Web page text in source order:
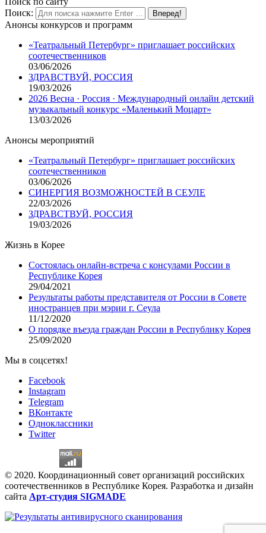
Поиск:
Анонсы конкурсов и программ
«Театральный Петербург» приглашает российских
соотечественников
03/06/2026
ЗДРАВСТВУЙ, РОССИЯ
19/03/2026
2026 Весна · Россия · Международный онлайн детский
музыкальный конкурс «Маленький Моцарт»
13/03/2026
Анонсы мероприятий
«Театральный Петербург» приглашает российских
соотечественников
03/06/2026
СИНЕРГИЯ ВОЗМОЖНОСТЕЙ В СЕУЛЕ
22/03/2026
ЗДРАВСТВУЙ, РОССИЯ
19/03/2026
Жизнь в Корее
Состоялась онлайн-встреча с консулами России в
Республике Корея
29/04/2021
Результаты работы представителя от России в Совете
иностранцев при мэрии г. Сеула
11/12/2020
О порядке въезда граждан России в Республику Корея
25/09/2020
Мы в соцсетях!
Facebook
Instagram
Telegram
ВКонтакте
Одноклассники
Twitter
© 2020. Координационный совет организаций российских
соотечественников в Республике Корея. Разработка и дизайн
сайта Арт-студия SIGMADE